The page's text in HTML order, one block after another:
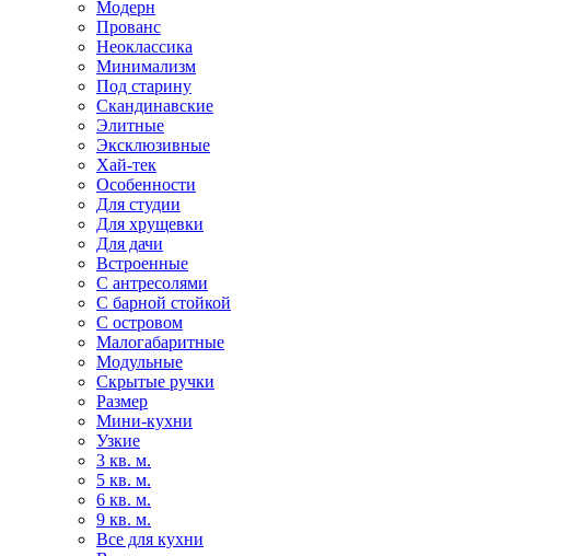
Модерн
Прованс
Неоклассика
Минимализм
Под старину
Скандинавские
Элитные
Эксклюзивные
Хай-тек
Особенности
Для студии
Для хрущевки
Для дачи
Встроенные
С антресолями
С барной стойкой
С островом
Малогабаритные
Модульные
Скрытые ручки
Размер
Мини-кухни
Узкие
3 кв. м.
5 кв. м.
6 кв. м.
9 кв. м.
Все для кухни